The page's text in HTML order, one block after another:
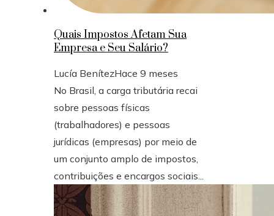
Quais Impostos Afetam Sua
Empresa e Seu Salário?
Lucía BenítezHace 9 meses
No Brasil, a carga tributária recai
sobre pessoas físicas
(trabalhadores) e pessoas
jurídicas (empresas) por meio de
um conjunto amplo de impostos,
contribuições e encargos sociais...